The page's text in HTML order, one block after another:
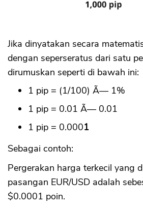
Jika dinyatakan secara
dengan seperseratus dari satu
dirumuskan seperti di bawah ini:
1 pip = (1/100) Ã— 1%
1 pip = 0.01 Ã— 0.01
1 pip = 0.0001
Sebagai contoh:
Pergerakan harga terkecil yang
pasangan EUR/USD adalah
$0.0001 poin.